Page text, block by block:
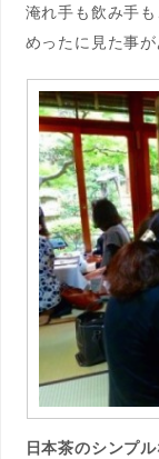
淹れ手も飲み手
めったに見た事が
日本茶のシンプル